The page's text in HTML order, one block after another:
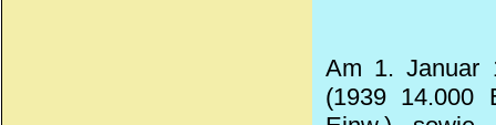
Am 1. Januar
(1939 14.000